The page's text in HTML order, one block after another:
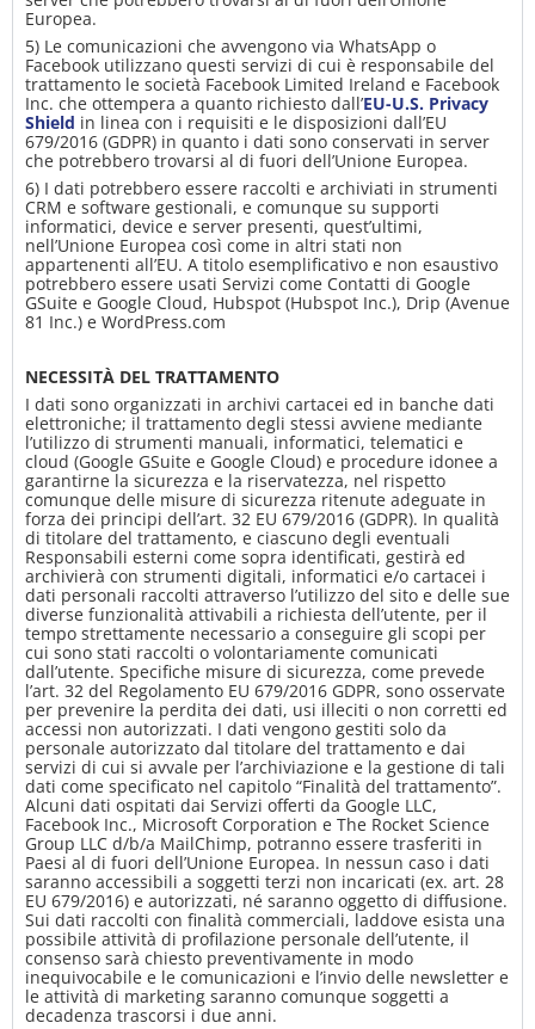
Europea.
5) Le comunicazioni che avvengono via WhatsApp o
Facebook utilizzano questi servizi di cui è responsabile del
trattamento le società Facebook Limited Ireland e Facebook
Inc. che ottempera a quanto richiesto dall’EU-U.S. Privacy
Shield in linea con i requisiti e le disposizioni dall’EU
679/2016 (GDPR) in quanto i dati sono conservati in server
che potrebbero trovarsi al di fuori dell’Unione Europea.
6) I dati potrebbero essere raccolti e archiviati in strumenti
CRM e software gestionali, e comunque su supporti
informatici, device e server presenti, quest’ultimi,
nell’Unione Europea così come in altri stati non
appartenenti all’EU. A titolo esemplificativo e non esaustivo
potrebbero essere usati Servizi come Contatti di Google
GSuite e Google Cloud, Hubspot (Hubspot Inc.), Drip (Avenue
81 Inc.) e WordPress.com
NECESSITÀ DEL TRATTAMENTO
I dati sono organizzati in archivi cartacei ed in banche dati
elettroniche; il trattamento degli stessi avviene mediante
l’utilizzo di strumenti manuali, informatici, telematici e
cloud (Google GSuite e Google Cloud) e procedure idonee a
garantirne la sicurezza e la riservatezza, nel rispetto
comunque delle misure di sicurezza ritenute adeguate in
forza dei principi dell’art. 32 EU 679/2016 (GDPR). In qualità
di titolare del trattamento, e ciascuno degli eventuali
Responsabili esterni come sopra identificati, gestirà ed
archivierà con strumenti digitali, informatici e/o cartacei i
dati personali raccolti attraverso l’utilizzo del sito e delle sue
diverse funzionalità attivabili a richiesta dell’utente, per il
tempo strettamente necessario a conseguire gli scopi per
cui sono stati raccolti o volontariamente comunicati
dall’utente. Specifiche misure di sicurezza, come prevede
l’art. 32 del Regolamento EU 679/2016 GDPR, sono osservate
per prevenire la perdita dei dati, usi illeciti o non corretti ed
accessi non autorizzati. I dati vengono gestiti solo da
personale autorizzato dal titolare del trattamento e dai
servizi di cui si avvale per l’archiviazione e la gestione di tali
dati come specificato nel capitolo “Finalità del trattamento”.
Alcuni dati ospitati dai Servizi offerti da Google LLC,
Facebook Inc., Microsoft Corporation e The Rocket Science
Group LLC d/b/a MailChimp, potranno essere trasferiti in
Paesi al di fuori dell’Unione Europea. In nessun caso i dati
saranno accessibili a soggetti terzi non incaricati (ex. art. 28
EU 679/2016) e autorizzati, né saranno oggetto di diffusione.
Sui dati raccolti con finalità commerciali, laddove esista una
possibile attività di profilazione personale dell’utente, il
consenso sarà chiesto preventivamente in modo
inequivocabile e le comunicazioni e l’invio delle newsletter e
le attività di marketing saranno comunque soggetti a
decadenza trascorsi i due anni.